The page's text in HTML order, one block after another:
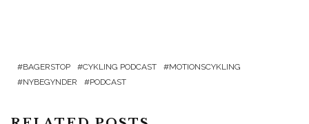
BAGERSTOP CYKLING PODCAST
MOTIONSCYKLING
NYBEGYNDER
PODCAST